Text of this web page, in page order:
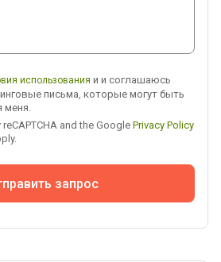
использования и и соглашаюсь
письма, которые могут быть
меня.
and the Google Privacy Policy
запрос